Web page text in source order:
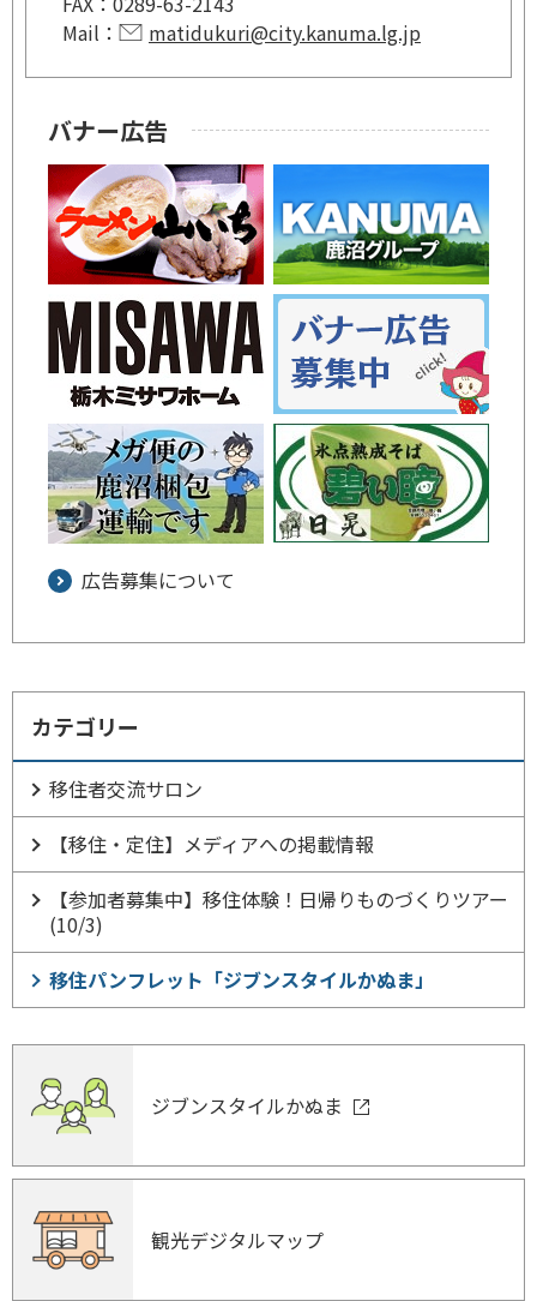
Mail：
matidukuri@city.kanuma.lg.jp
バナー広告
広告募集について
カテゴリー
移住者交流サロン
【移住・定住】メディアへの掲載情報
【参加者募集中】移住体験！日帰りものづくりツアー
(10/3)
移住パンフレット「ジブンスタイルかぬま」
ジブンスタイルかぬま
観光デジタルマップ